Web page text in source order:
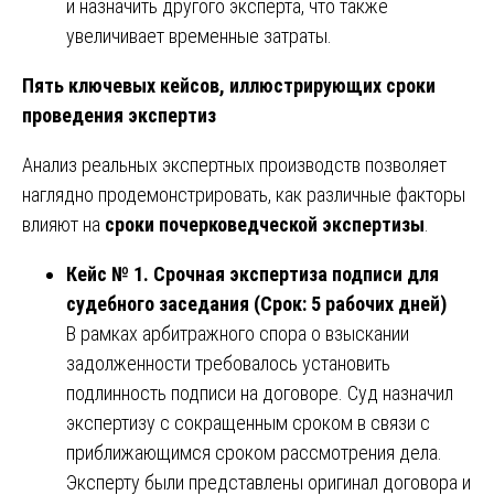
и назначить другого эксперта, что также
увеличивает временные затраты.
Пять ключевых кейсов, иллюстрирующих сроки
проведения экспертиз
Анализ реальных экспертных производств позволяет
наглядно продемонстрировать, как различные факторы
влияют на сроки почерковедческой экспертизы
Кейс № 1. Срочная экспертиза подписи для
судебного заседания (Срок: 5 рабочих дней)
В рамках арбитражного спора о взыскании
задолженности требовалось установить
подлинность подписи на договоре. Суд назначил
экспертизу с сокращенным сроком в связи с
приближающимся сроком рассмотрения дела.
Эксперту были представлены оригинал договора и